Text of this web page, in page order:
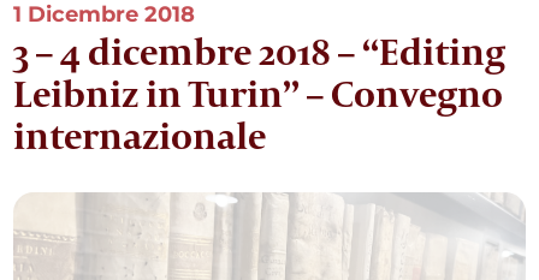
1 Dicembre 2018
3 – 4 dicembre 2018 – “Editing
Leibniz in Turin” – Convegno
internazionale